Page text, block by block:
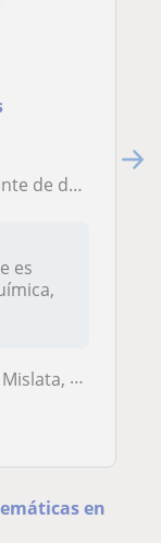
a niveles ESO y primaria
es
Blanques
en